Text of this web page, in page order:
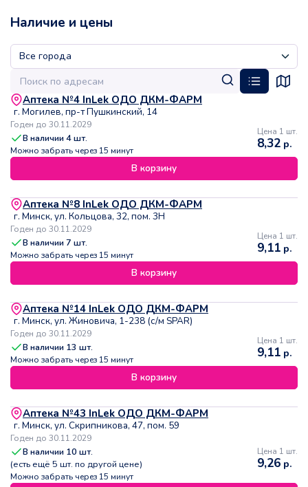
Наличие и цены
Аптека №4 InLek ОДО ДКМ-ФАРМ
г. Могилев, пр-т Пушкинский, 14
Годен до 30.11.2029
В наличии4шт.
Можно забрать через 15 минут
Цена 1 шт.
8,32 р.
В корзину
Аптека №8 InLek ОДО ДКМ-ФАРМ
г. Минск, ул. Кольцова, 32, пом. 3Н
Годен до 30.11.2029
В наличии7 шт.
Можно забрать через 15 минут
Цена 1 шт.
9,11 р.
В корзину
Аптека №14 InLek ОДО ДКМ-ФАРМ
г. Минск, ул. Жиновича, 1-238 (с/м SPAR)
Годен до 30.11.2029
В наличии 13 шт.
Можно забрать через 15 минут
Цена 1 шт.
9,11 р.
В корзину
Аптека №43 InLek ОДО ДКМ-ФАРМ
г. Минск, ул. Скрипникова, 47, пом. 59
Годен до 30.11.2029
В наличии 10 шт.
(есть ещё 5 шт. по другой цене)
Можно забрать через 15 минут
Цена 1 шт.
9,26 р.